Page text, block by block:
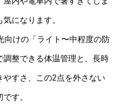
になります。
向けの「ライト〜中程度の防
調整できる体温管理と、長時
やすさ、この2点を外さない
す。